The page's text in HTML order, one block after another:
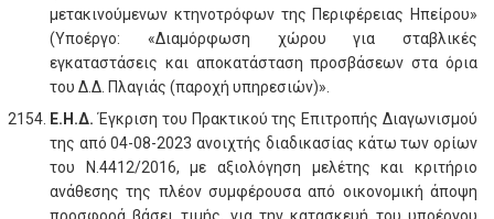
μετακινούμενων κτηνοτρόφων της Περιφέρειας Ηπείρου»
(Υποέργο: «Διαμόρφωση χώρου για σταβλικές
εγκαταστάσεις και αποκατάσταση προσβάσεων στα όρια
του Δ.Δ. Πλαγιάς (παροχή υπηρεσιών)».
Ε.Η.Δ.Έγκριση του Πρακτικού της Επιτροπής Διαγωνισμού
της από 04-08-2023 ανοιχτής διαδικασίας κάτω των ορίων
του Ν.4412/2016, με αξιολόγηση μελέτης και κριτήριο
ανάθεσης της πλέον συμφέρουσα από οικονομική άποψη